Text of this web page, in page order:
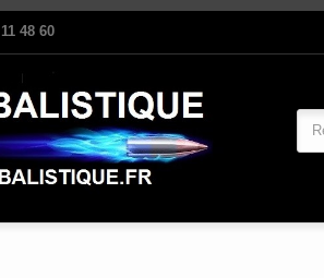
48 60